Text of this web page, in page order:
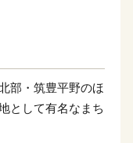
部・筑豊平野のほ
として有名なまち